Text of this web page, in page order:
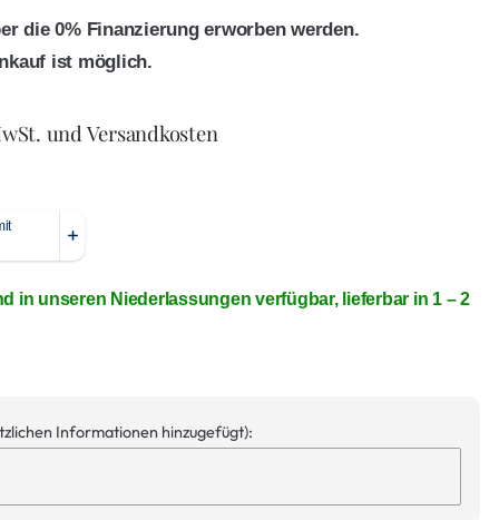
die 0% Finanzierung erworben werden.
ist möglich.
und Versandkosten
in unseren Niederlassungen verfügbar, lieferbar in 1 – 2
Informationen hinzugefügt):